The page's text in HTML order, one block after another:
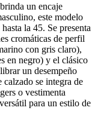
un encaje
este modelo
la 45. Se presenta
cromáticas de perfil
con gris claro),
en negro) y el clásico
un desempeño
se integra de
o vestimenta
para un estilo de